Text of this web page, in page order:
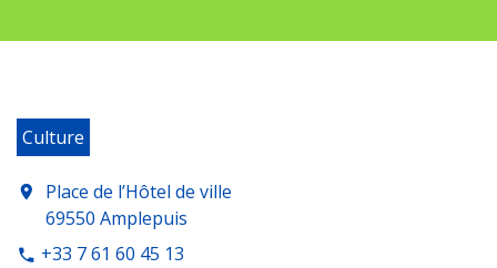
Culture
location_on
Place de l’Hôtel de ville
69550 Amplepuis
phone +33 7 61 60 45 13